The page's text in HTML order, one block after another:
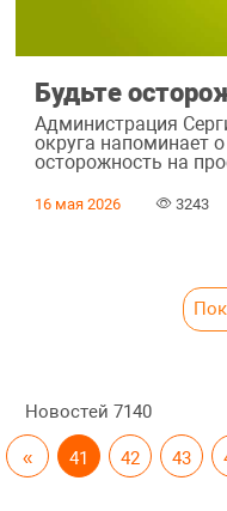
Будьте
Администрация
округа напоминает
осторожность на
16 мая 2026 3243
Новостей 7140
« 41 42 43